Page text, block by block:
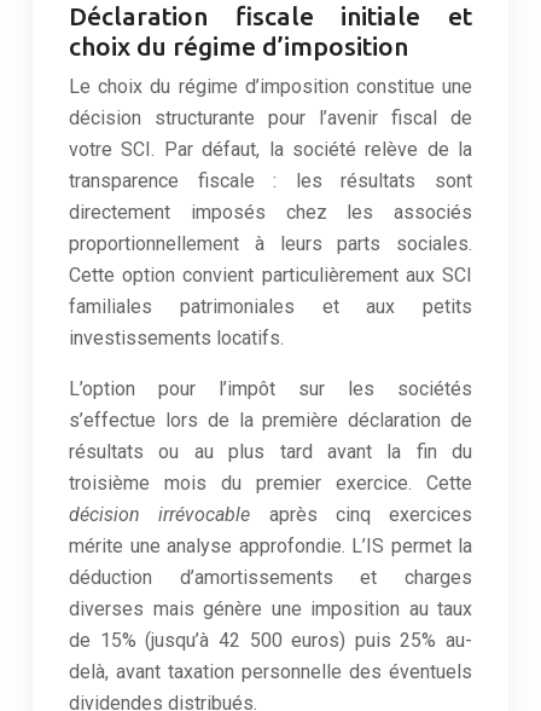
Déclaration fiscale initiale et
choix du régime d’imposition
Le choix du régime d’imposition constitue une
décision structurante pour l’avenir fiscal de
votre SCI. Par défaut, la société relève de la
transparence fiscale : les résultats sont
directement imposés chez les associés
proportionnellement à leurs parts sociales.
Cette option convient particulièrement aux SCI
familiales patrimoniales et aux petits
investissements locatifs.
L’option pour l’impôt sur les sociétés
s’effectue lors de la première déclaration de
résultats ou au plus tard avant la fin du
troisième mois du premier exercice. Cette
décision irrévocable après cinq exercices
mérite une analyse approfondie. L’IS permet la
déduction d’amortissements et charges
diverses mais génère une imposition au taux
de 15% (jusqu’à 42 500 euros) puis 25% au-
delà, avant taxation personnelle des éventuels
dividendes distribués.